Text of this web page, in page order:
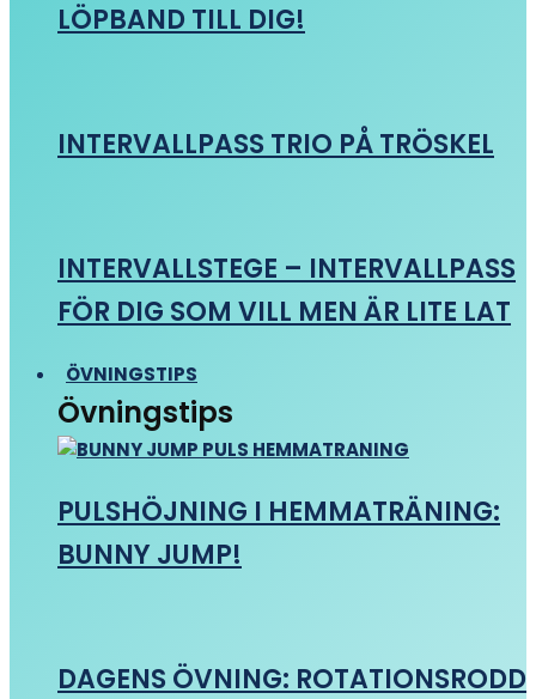
LÖPBAND TILL DIG!
INTERVALLPASS TRIO PÅ TRÖSKEL
INTERVALLSTEGE – INTERVALLPASS
FÖR DIG SOM VILL MEN ÄR LITE LAT
ÖVNINGSTIPS
Övningstips
PULSHÖJNING I HEMMATRÄNING:
BUNNY JUMP!
DAGENS ÖVNING: ROTATIONSRODD